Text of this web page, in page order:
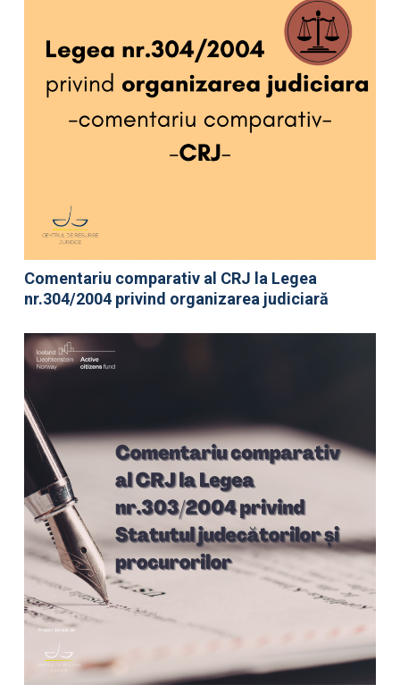
Comentariu comparativ al CRJ la Legea
nr.304/2004 privind organizarea judiciară